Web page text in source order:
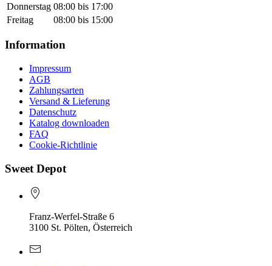
Donnerstag 08:00 bis 17:00
Freitag
08:00 bis 15:00
Information
Impressum
AGB
Zahlungsarten
Versand & Lieferung
Datenschutz
Katalog downloaden
FAQ
Cookie-Richtlinie
Sweet Depot
Franz-Werfel-Straße 6
3100 St. Pölten, Österreich